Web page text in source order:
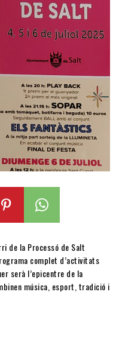
de la Processó de Salt
complet d’activitats
serà l’epicentre de la
música, esport, tradició i